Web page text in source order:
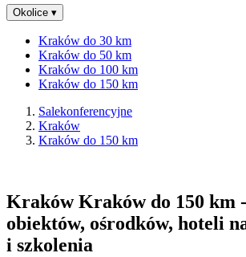
Okolice ▾
Kraków do 30 km
Kraków do 50 km
Kraków do 100 km
Kraków do 150 km
Salekonferencyjne
Kraków
Kraków do 150 km
Kraków Kraków do 150 km
obiektów, ośrodków, hoteli
i szkolenia